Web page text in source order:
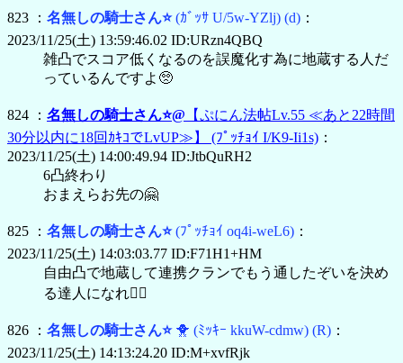
823 ： 名無しの騎士さん⭐(ｶﾞｯｻ U/5w-YZlj) (d) ：
2023/11/25(土) 13:59:46.02 ID:URzn4QBQ
雑凸でスコア低くなるのを誤魔化す為に地蔵する人だ
っているんですよ🥺
824 ： 名無しの騎士さん⭐@ 【ぷにん法帖Lv.55 ≪あと22時間
30分以内に18回ｶｷｺでLvUP≫】
(ﾌﾟｯﾁｮｲ I/K9-Ii1s) ：
2023/11/25(土) 14:00:49.94 ID:JtbQuRH2
6凸終わり
おまえらお先の🤗
825 ： 名無しの騎士さん⭐(ﾌﾟｯﾁｮｲ oq4i-weL6) ：
2023/11/25(土) 14:03:03.77 ID:F71H1+HM
自由凸で地蔵して連携クランでもう通したぞいを決め
る達人になれ🤹‍♂️
826 ： 名無しの騎士さん⭐ 🐥 (ﾐｯｷｰ kkuW-cdmw) (R) ：
2023/11/25(土) 14:13:24.20 ID:M+xvfRjk